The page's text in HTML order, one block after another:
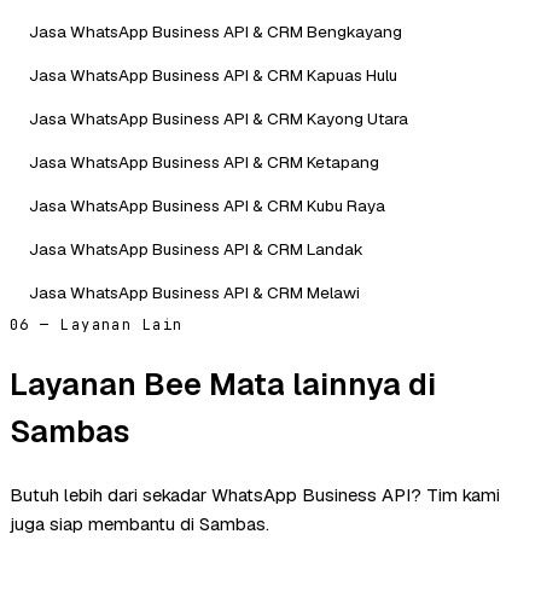
Jasa WhatsApp Business API & CRM Bengkayang
Jasa WhatsApp Business API & CRM Kapuas Hulu
Jasa WhatsApp Business API & CRM Kayong Utara
Jasa WhatsApp Business API & CRM Ketapang
Jasa WhatsApp Business API & CRM Kubu Raya
Jasa WhatsApp Business API & CRM Landak
Jasa WhatsApp Business API & CRM Melawi
06 — Layanan Lain
Layanan Bee Mata lainnya di
Sambas
Butuh lebih dari sekadar WhatsApp Business API? Tim kami
juga siap membantu di Sambas.